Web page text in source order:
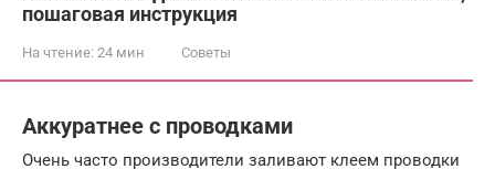
пошаговая инструкция
На чтение: 24 мин Советы
Аккуратнее с проводками
Очень часто производители заливают клеем проводки